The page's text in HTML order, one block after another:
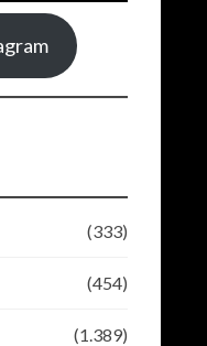
(333)
(454)
(1.389)